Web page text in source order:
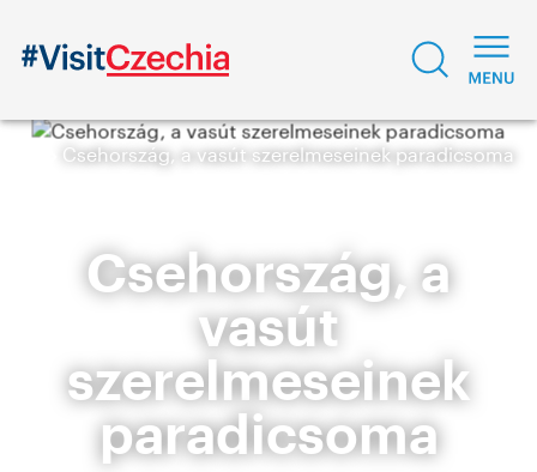
Csehország, a vasút szerelmeseinek paradicsoma
Csehország, a
vasút
szerelmeseinek
paradicsoma